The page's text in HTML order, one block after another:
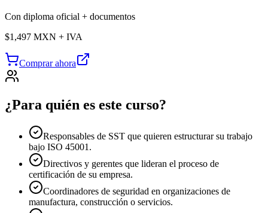
Con diploma oficial + documentos
$1,497 MXN + IVA
Comprar ahora
¿Para quién es este curso?
Responsables de SST que quieren estructurar su trabajo
bajo ISO 45001.
Directivos y gerentes que lideran el proceso de
certificación de su empresa.
Coordinadores de seguridad en organizaciones de
manufactura, construcción o servicios.